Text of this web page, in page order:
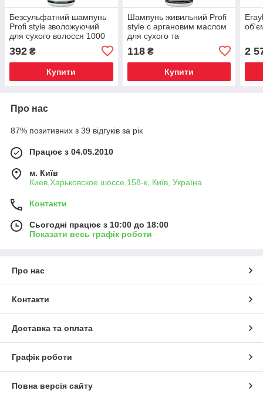
Безсульфатний шампунь
Profi style зволожуючий
для сухого волосся 1000
392 ₴
Купити
Шампунь живильний Profi
style с аргановим маслом
для сухого та
250мл
118₴
Купити
2
Про нас
87% позитивних з 39 відгуків за рік
Працює з 04.05.2010
м. Київ
Киев,Харьковское шоссе,158-к, Київ, Україна
Контакти
Сьогодні працює з 10:00 до 18:00
Показати весь графік роботи
Про нас
Контакти
Доставка та оплата
Графік роботи
Повна версія сайту